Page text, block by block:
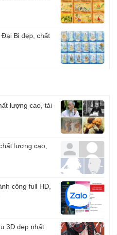
Bi đẹp, chất
lượng cao, tải
lượng cao,
công full HD,
3D đẹp nhất